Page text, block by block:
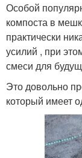
Особой
компоста в
практически
усилий , при
смеси для
Это довольно
который имеет